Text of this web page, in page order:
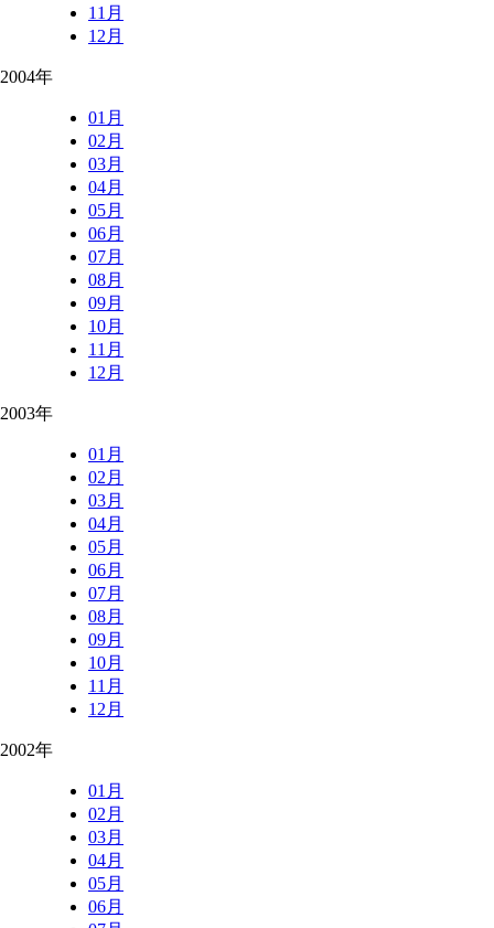
11月
12月
2004年
01月
02月
03月
04月
05月
06月
07月
08月
09月
10月
11月
12月
2003年
01月
02月
03月
04月
05月
06月
07月
08月
09月
10月
11月
12月
2002年
01月
02月
03月
04月
05月
06月